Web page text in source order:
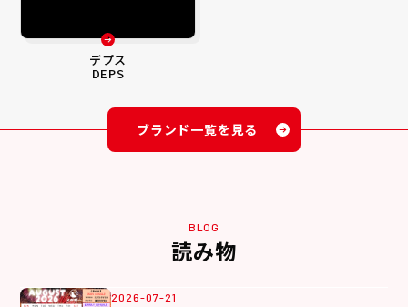
デプス
DEPS
ブランド一覧を見る
BLOG
読み物
2026-07-21